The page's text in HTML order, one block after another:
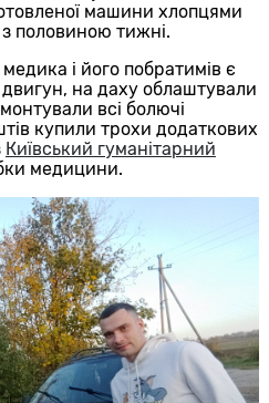
машини хлопцями
з половиною тижні.
і його побратимів є
двигун, на даху облаштували
всі болючі
купили трохи додаткових
Київський гуманітарний
медицини.